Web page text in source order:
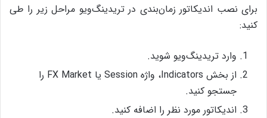
برای نصب اندیکاتور زمان‌بندی در تریدینگ‌ویو مراحل زیر را طی
کنید:
وارد تریدینگ‌ویو شوید.
از بخش Indicators، واژه Session یا FX Market را
جستجو کنید.
اندیکاتور مورد نظر را اضافه کنید.